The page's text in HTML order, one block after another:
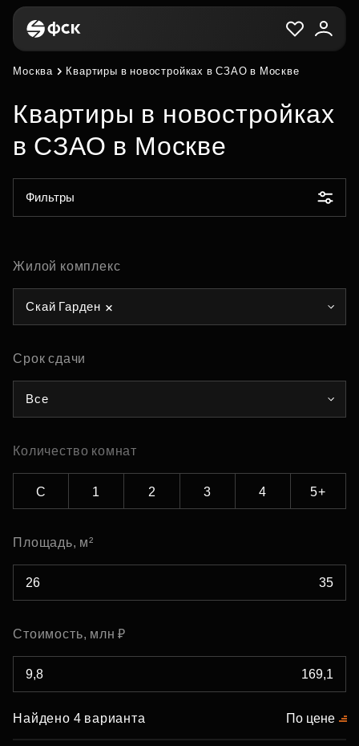
Москва Квартиры в новостройках в СЗАО в Москве
Квартиры в новостройках
в СЗАО в Москве
Фильтры
Жилой комплекс
Скай Гарден
Срок сдачи
Все
Количество комнат
С 1 2 3 4 5+
Площадь, м²
Стоимость, млн ₽
Найдено 4 варианта По цене